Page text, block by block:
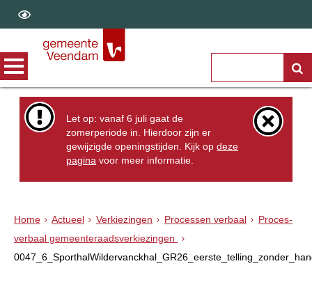
Let op: vanaf 6 juli gaat de
zomerperiode in. Hierdoor zijn er
gewijzigde openingstijden. Kijk opdeze
pagina voor meer informatie.
Home Actueel Verkiezingen Processen verbaal
Proces-
verbaal gemeenteraadsverkiezingen